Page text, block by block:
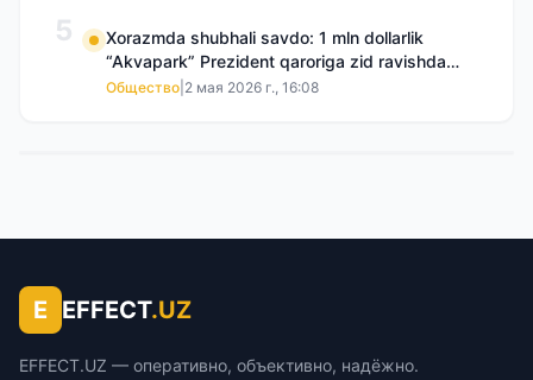
5
Xorazmda shubhali savdo: 1 mln dollarlik
“Akvapark” Prezident qaroriga zid ravishda
sotilgani maʼlum boʻldi
Общество 2 мая 2026 г., 16:08
E EFFECT.UZ
EFFECT.UZ — оперативно, объективно, надёжно.